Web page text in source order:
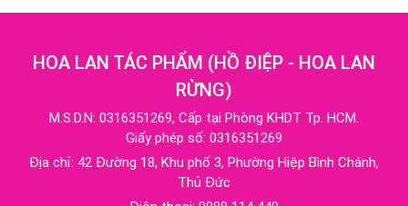
HOA LAN TÁC PHẨM (HỒ ĐIỆP - HOA LAN
RỪNG)
M.S.D.N: 0316351269, Cấp tại Phòng KHDT Tp. HCM.
Giấy phép số: 0316351269
Địa chỉ: 42 Đường 18, Khu phố 3, Phường Hiệp Bình Chánh,
Thủ Đức